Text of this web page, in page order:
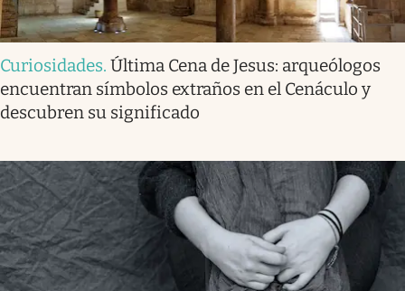
Curiosidades. Última Cena de Jesus: arqueólogos
encuentran símbolos extraños en el Cenáculo y
descubren su significado